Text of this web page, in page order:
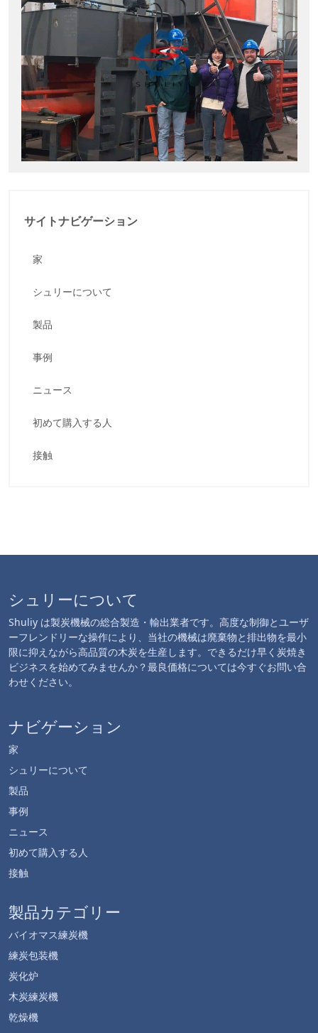
サイトナビゲーション
家
シュリーについて
製品
事例
ニュース
初めて購入する人
接触
シュリーについて
Shuliy は製炭機械の総合製造・輸出業者です。高度な制御とユーザ
ーフレンドリーな操作により、当社の機械は廃棄物と排出物を最小
限に抑えながら高品質の木炭を生産します。できるだけ早く炭焼き
ビジネスを始めてみませんか？最良価格については今すぐお問い合
わせください。
ナビゲーション
家
シュリーについて
製品
事例
ニュース
初めて購入する人
接触
製品カテゴリー
バイオマス練炭機
練炭包装機
炭化炉
木炭練炭機
乾燥機